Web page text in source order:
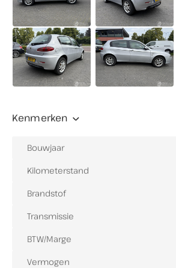
mogelijk
Let op: in juli en augustus op
(enkel op afspraak geopend)
Kenmerken
Bouwjaar
Kilometerstand
Brandstof
Transmissie
BTW/Marge
Vermogen